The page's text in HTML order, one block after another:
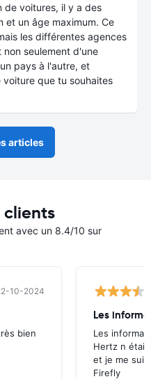
de voitures, il y a des
et un âge maximum. Ce
les différentes agences
seulement d'une
pays à l'autre, et
que tu souhaites
articles
clients
avec un 8.4/10 sur
10-2024
bien
Les
Les
Hertz n était
et je me
Firefly